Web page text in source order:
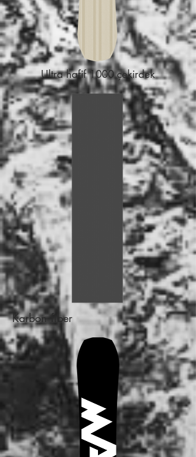
Ultra hafif 1000 çekirdek
Karbon fiber